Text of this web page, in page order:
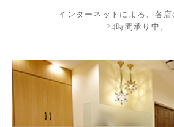
インターネットによる、各店
24時間承り中。